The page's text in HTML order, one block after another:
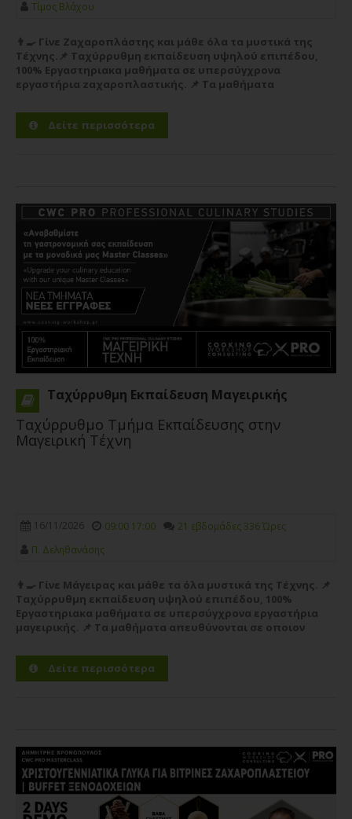
Σεμινάριο
Τίμος Βλάχου
👨‍🍳 Γίνε Ζαχαροπλάστης και μάθε όλα τα μυστικά της
Τέχνης.📌 Ταχύρρυθμη εκπαίδευση υψηλού επιπέδου,
100% Εργαστηριακα μαθήματα σε υπερσύγχρονα
εργαστήρια zαχαροπλαστικής. 📌 Τα μαθήματα
του στο χώρο της...Περισσότερα
Δείτε περισσότερα
Ταχύρρυθμη Εκπαίδευση Μαγειρικής
Ταχύρρυθμο Τμήμα Εκπαίδευσης στην
Μαγειρική Τέχνη
16/11/2026 09:00 17:00
21 εβδομάδες 336 Ώρες
Π. Δεληθανάσης
👨‍🍳 Γίνε Μάγειρας και μάθε τα όλα μυστικά της Τέχνης. 📌
Ταχύρρυθμη εκπαίδευση υψηλού επιπέδου, 100%
Εργαστηριακα μαθήματα σε υπερσύγχρονα εργαστήρια
μαγειρικής. 📌 Τα μαθήματα απευθύνονται σε οποιον
Μαγειρικής Τέχνης...Περισσότερα
Δείτε περισσότερα